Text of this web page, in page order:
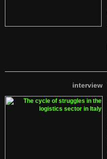
interview